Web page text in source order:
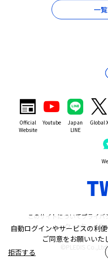
一
Official
Website
Youtube
Japan
LINE
Global
このサイトについてプライバ
クッキー
©PLEDIS
自動ログインやサービスの利
ご同意をお願いいた
拒否する